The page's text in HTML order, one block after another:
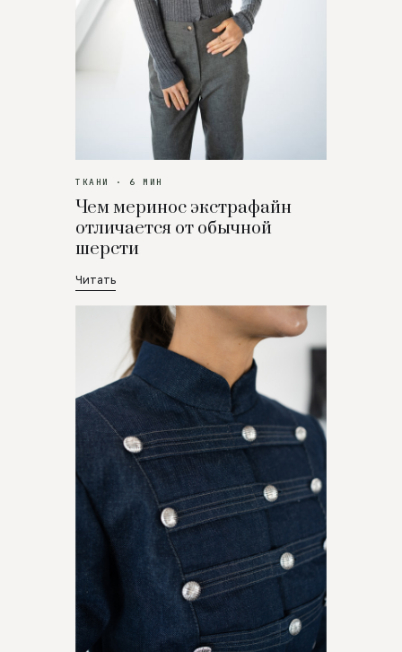
ТКАНИ · 6 МИН
Чем меринос экстрафайн
отличается от обычной
шерсти
Читать